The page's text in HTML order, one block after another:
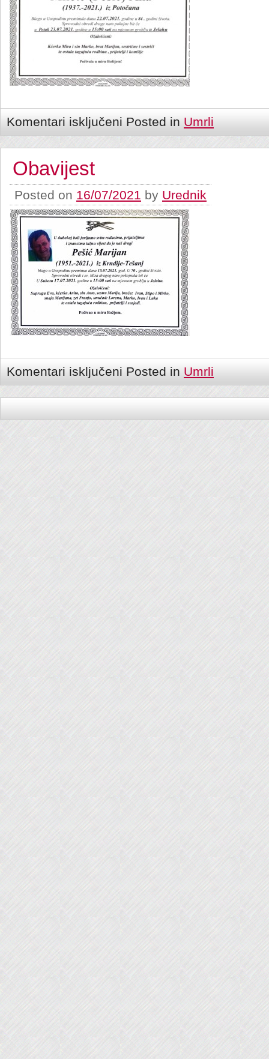
Komentari isključeni Posted in Umrli
Obavijest
Posted on 16/07/2021 by Urednik
Komentari isključeni Posted in Umrli